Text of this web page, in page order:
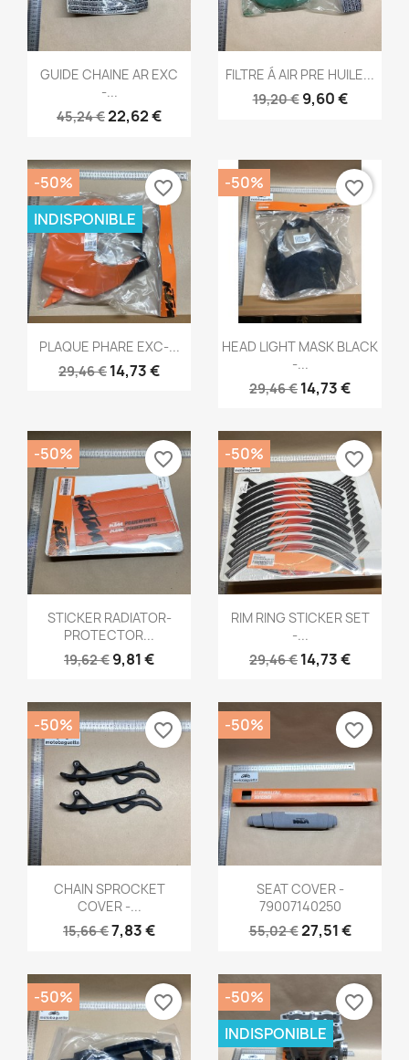
Aperçu rapide
GUIDE CHAINE AR EXC
-...
45,24 €22,62 €
Aperçu rapide
FILTRE Á AIR PRE HUILE...
19,20 € 9,60 €
Aperçu rapide
PLAQUE PHARE EXC-...
29,46 € 14,73 €
-50%
INDISPONIBLE
favorite_border
 Aperçu rapide
HEAD LIGHT MASK BLACK
-...
29,46 € 14,73 €
-50% favorite_border
Aperçu rapide
STICKER RADIATOR-
PROTECTOR...
19,62 € 9,81 €
-50% favorite_border
Aperçu rapide
RIM RING STICKER SET
-...
29,46 € 14,73 €
-50% favorite_border
Aperçu rapide
CHAIN SPROCKET
COVER -...
15,66 €7,83 €
-50% favorite_border
Aperçu rapide
SEAT COVER -
79007140250
55,02 €27,51 €
-50% favorite_border
-50% favorite_border
-50%
INDISPONIBLE
favorite_border